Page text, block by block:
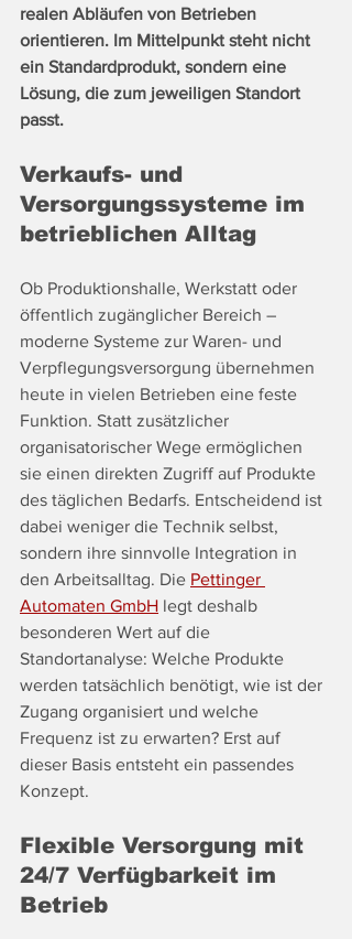
realen Abläufen von Betrieben
orientieren. Im Mittelpunkt steht nicht
ein Standardprodukt, sondern eine
Lösung, die zum jeweiligen Standort
passt.
Verkaufs- und
Versorgungssysteme im
betrieblichen Alltag
Ob Produktionshalle, Werkstatt oder
öffentlich zugänglicher Bereich –
moderne Systeme zur Waren- und
Verpflegungsversorgung übernehmen
heute in vielen Betrieben eine feste
Funktion. Statt zusätzlicher
organisatorischer Wege ermöglichen
sie einen direkten Zugriff auf Produkte
des täglichen Bedarfs. Entscheidend ist
dabei weniger die Technik selbst,
sondern ihre sinnvolle Integration in
den Arbeitsalltag. Die Pettinger
Automaten GmbH legt deshalb
besonderen Wert auf die
Standortanalyse: Welche Produkte
werden tatsächlich benötigt, wie ist der
Zugang organisiert und welche
Frequenz ist zu erwarten? Erst auf
dieser Basis entsteht ein passendes
Konzept.
Flexible Versorgung mit
24/7 Verfügbarkeit im
Betrieb